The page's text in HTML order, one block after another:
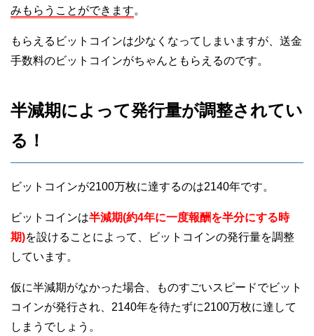
みもらうことができます。
もらえるビットコインは少なくなってしまいますが、送金
手数料のビットコインがちゃんともらえるのです。
半減期によって発行量が調整されてい
る！
ビットコインが2100万枚に達するのは2140年です。
ビットコインは半減期(約4年に一度報酬を半分にする時
期)を設けることによって、ビットコインの発行量を調整
しています。
仮に半減期がなかった場合、ものすごいスピードでビット
コインが発行され、2140年を待たずに2100万枚に達して
しまうでしょう。